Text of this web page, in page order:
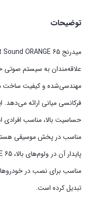
توضیحات
علاقه‌مندان به سیستم
مهندسی‌شده و کیفیت ساخت
فرکانسی میانی ارائه می‌دهد.
حساسیت بالا، مناسب
مناسب در پخش موسیقی
مناسب برای نصب در
تبدیل کرده است.